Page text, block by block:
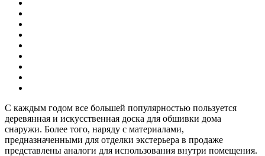
С каждым годом все большей популярностью пользуется
деревянная и искусственная доска для обшивки дома
снаружи. Более того, наряду с материалами,
предназначенными для отделки экстерьера в продаже
представлены аналоги для использования внутри помещения.